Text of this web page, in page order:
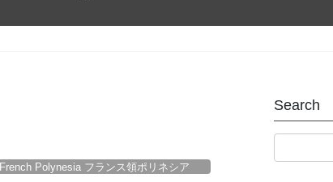
French Polynesia フランス領ポリネシア
Search